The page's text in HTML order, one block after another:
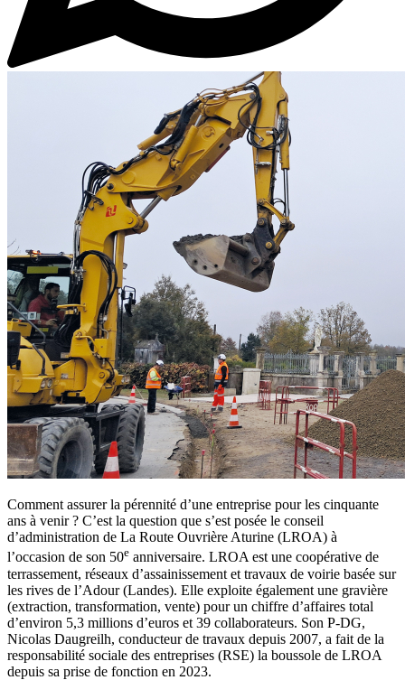
Comment assurer la pérennité d’une entreprise pour les cinquante
ans à venir ? C’est la question que s’est posée le conseil
d’administration de La Route Ouvrière Aturine (LROA) à
l’occasion de son 50e anniversaire. LROA est une coopérative de
terrassement, réseaux d’assainissement et travaux de voirie basée sur
les rives de l’Adour (Landes). Elle exploite également une gravière
(extraction, transformation, vente) pour un chiffre d’affaires total
d’environ 5,3 millions d’euros et 39 collaborateurs. Son P-DG,
Nicolas Daugreilh, conducteur de travaux depuis 2007, a fait de la
responsabilité sociale des entreprises (RSE) la boussole de LROA
depuis sa prise de fonction en 2023.